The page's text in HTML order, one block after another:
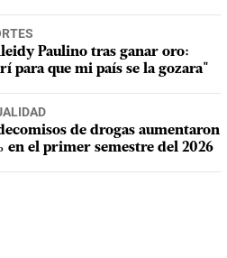
Paulino tras ganar oro:
para que mi país se la gozara"
de drogas aumentaron
en el primer semestre del 2026